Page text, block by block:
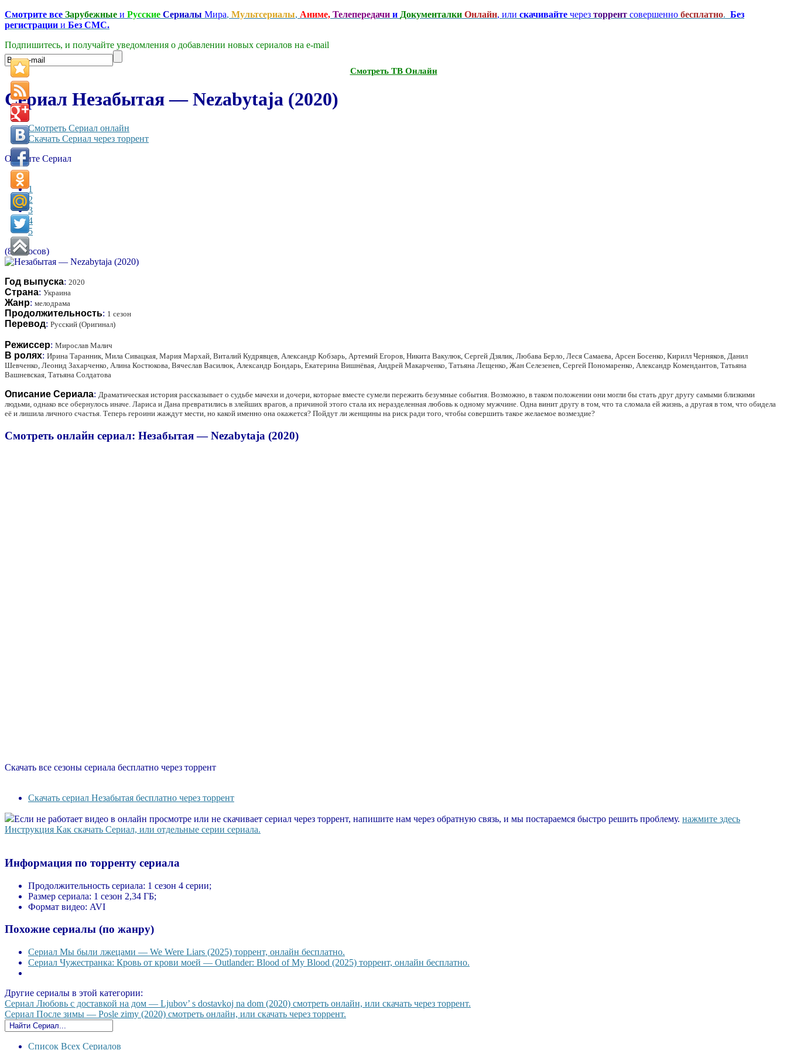
Смотрите все Зарубежные и Русские Сериалы Мира, Мультсериалы, Аниме, Телепередачи и Документалки Онлайн, или скачивайте через торрент совершенно бесплатно. Без
регистрации и Без СМС.
Подпишитесь, и получайте уведомления о добавлении новых сериалов на e-mаil
Смотреть ТВ Онлайн
Сериал Незабытая — Nezabytaja (2020)
Смотреть Сериал онлайн
Скачать Сериал через торрент
Оцените Сериал
1
2
3
4
5
(8 голосов)
Год выпуска: 2020
Страна: Украина
Жанр: мелодрама
Продолжительность: 1 сезон
Перевод: Русский (Оригинал)
Режиссер: Мирослав Малич
В ролях: Ирина Таранник, Мила Сивацкая, Мария Мархай, Виталий Кудрявцев, Александр Кобзарь, Артемий Егоров, Никита Вакулюк, Сергей Дзялик, Любава Берло, Леся Самаева, Арсен Босенко, Кирилл Черняков, Данил
Шевченко, Леонид Захарченко, Алина Костюкова, Вячеслав Василюк, Александр Бондарь, Екатерина Вишнёвая, Андрей Макарченко, Татьяна Лещенко, Жан Селезенев, Сергей Пономаренко, Александр Комендантов, Татьяна
Вашневская, Татьяна Солдатова
Описание Сериала: Драматическая история рассказывает о судьбе мачехи и дочери, которые вместе сумели пережить безумные события. Возможно, в таком положении они могли бы стать друг другу самыми близкими
людьми, однако все обернулось иначе. Лариса и Дана превратились в злейших врагов, а причиной этого стала их неразделенная любовь к одному мужчине. Одна винит другу в том, что та сломала ей жизнь, а другая в том, что обидела
её и лишила личного счастья. Теперь героини жаждут мести, но какой именно она окажется? Пойдут ли женщины на риск ради того, чтобы совершить такое желаемое возмездие?
Смотреть онлайн сериал: Незабытая — Nezabytaja (2020)
Скачать все сезоны сериала бесплатно через торрент
Скачать сериал Незабытая бесплатно через торрент
Если не работает видео в онлайн просмотре или не скачивает сериал через торрент, напишите нам через обратную связь, и мы постараемся быстро решить проблему. нажмите здесь
Инструкция Как скачать Сериал, или отдельные серии сериала.
Информация по торренту сериала
Продолжительность сериала: 1 сезон 4 серии;
Размер сериала: 1 сезон 2,34 ГБ;
Формат видео: AVI
Похожие сериалы (по жанру)
Сериал Мы были лжецами — We Were Liars (2025) торрент, онлайн бесплатно.
Сериал Чужестранка: Кровь от крови моей — Outlander: Blood of My Blood (2025) торрент, онлайн бесплатно.
Другие сериалы в этой категории:
Сериал Любовь с доставкой на дом — Ljubov’ s dostavkoj na dom (2020) смотреть онлайн, или скачать через торрент.
Сериал После зимы — Posle zimy (2020) смотреть онлайн, или скачать через торрент.
Список Всех Сериалов